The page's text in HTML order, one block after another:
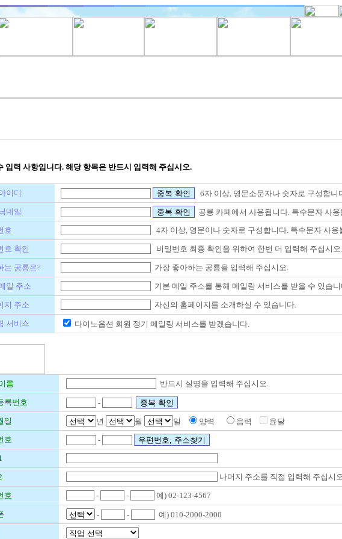
입력 사항입니다. 해당 항목은 반드시 입력해 주십시오.
이디
6자 이상, 영문소문자나 숫자로 구성합니
네임
공룡 카페에서 사용됩니다. 특수문자 사
호
4자 이상, 영문이나 숫자로 구성합니다. 특수문자 사용
호 확인 비밀번호 최종 확인을 위하여 한번 더 입력해 주십시오.
는 공룡은? 가장 좋아하는 공룡을 입력해 주십시오.
일 주소 기본 메일 주소를 통해 메일링 서비스를 받을 수 있습
지 주소 자신의 홈페 이지를 소개하실 수 있습니다.
서비스 다이노옵션 회원 정기 메일링 서비스를 받겠습니다.
름 반드시 실명을 입력해 주십시오.
록번호
-
일
년 월 일 양력 음력
윤달
호
-
나머지 주소를 직접 입력해 주십시
호 - - 예) 02-123-4567
- -
예) 010-2000-2000